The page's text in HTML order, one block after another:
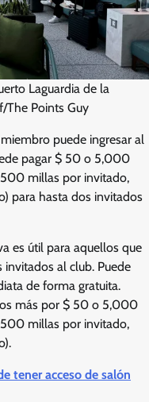
Laguardia de la
The Points Guy
puede ingresar al
pagar $ 50 o 5,000
millas por invitado,
para hasta dos invitados
es útil para aquellos que
al club. Puede
de forma gratuita.
más por $ 50 o 5,000
millas por invitado,
tener acceso de salón